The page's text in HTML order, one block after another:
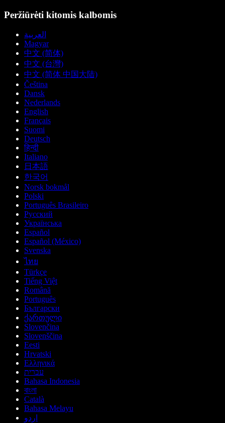
Peržiūrėti kitomis kalbomis
العربية
Magyar
中文 (简体)
中文 (台灣)
中文 (简体 中国大陆)
Čeština
Dansk
Nederlands
English
Français
Suomi
Deutsch
हिन्दी
Italiano
日本語
한국어
Norsk bokmål
Polski
Português Brasileiro
Русский
Українська
Español
Español (México)
Svenska
ไทย
Türkçe
Tiếng Việt
Română
Português
Български
ქართული
Slovenčina
Slovenščina
Eesti
Hrvatski
Ελληνικά
עברית
Bahasa Indonesia
বাংলা
Català
Bahasa Melayu
اردو